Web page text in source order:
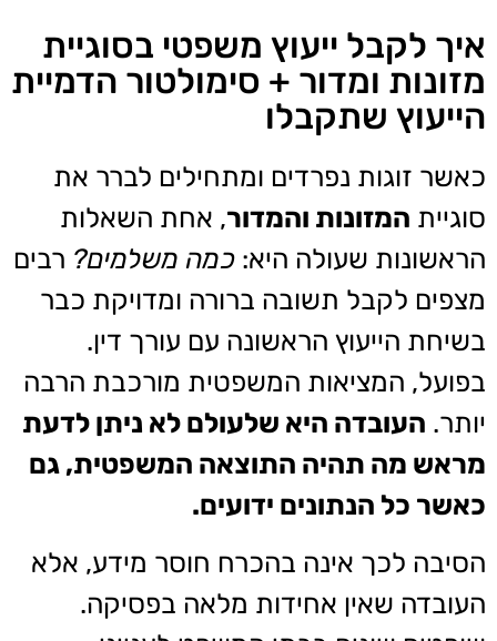
איך לקבל ייעוץ משפטי בסוגיית
מזונות ומדור + סימולטור הדמיית
הייעוץ שתקבלו
כאשר זוגות נפרדים ומתחילים לברר את
סוגיית המזונות והמדור, אחת השאלות
הראשונות שעולה היא: כמה משלמים? רבים
מצפים לקבל תשובה ברורה ומדויקת כבר
בשיחת הייעוץ הראשונה עם עורך דין.
בפועל, המציאות המשפטית מורכבת הרבה
יותר. העובדה היא שלעולם לא ניתן לדעת
מראש מה תהיה התוצאה המשפטית, גם
כאשר כל הנתונים ידועים.
הסיבה לכך אינה בהכרח חוסר מידע, אלא
העובדה שאין אחידות מלאה בפסיקה.